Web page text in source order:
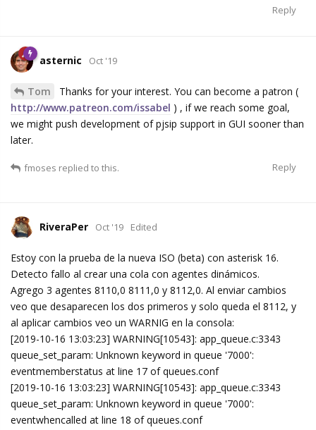
Reply
asternic Oct '19
Tom
Thanks for your interest. You can become a patron (
http://www.patreon.com/issabel ) , if we reach some goal,
we might push development of pjsip support in GUI sooner than
later.
Reply
fmoses replied to this.
RiveraPer Oct '19 Edited
Estoy con la prueba de la nueva ISO (beta) con asterisk 16.
Detecto fallo al crear una cola con agentes dinámicos.
Agrego 3 agentes 8110,0 8111,0 y 8112,0. Al enviar cambios
veo que desaparecen los dos primeros y solo queda el 8112, y
al aplicar cambios veo un WARNIG en la consola:
[2019-10-16 13:03:23] WARNING[10543]: app_queue.c:3343
queue_set_param: Unknown keyword in queue '7000':
eventmemberstatus at line 17 of queues.conf
[2019-10-16 13:03:23] WARNING[10543]: app_queue.c:3343
queue_set_param: Unknown keyword in queue '7000':
eventwhencalled at line 18 of queues.conf